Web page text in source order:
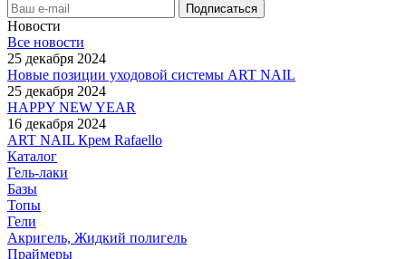
Новости
Все новости
25 декабря 2024
Новые позиции уходовой системы ART NAIL
25 декабря 2024
HAPPY NEW YEAR
16 декабря 2024
ART NAIL Крем Rafaello
Каталог
Гель-лаки
Базы
Топы
Гели
Акригель, Жидкий полигель
Праймеры